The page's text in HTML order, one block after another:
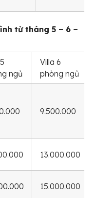
từ tháng 5 – 6 –
ngủ
Villa 6
phòng ngủ
9.500.000
13.000.000
15.000.000